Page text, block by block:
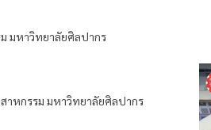
มหาวิทยาลัยศิลปากร
าหกรรม มหาวิทยาลัยศิลปากร